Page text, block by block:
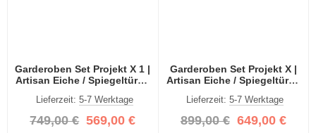
Garderoben Set Projekt X 1 |
Artisan Eiche / Spiegeltüren
Lieferzeit: 5-7 Werktage
749,00 € 569,00 €
Garderoben Set Projekt X |
Artisan Eiche / Spiegeltüren
Lieferzeit:5-7 Werktage
899,00 € 649,00 €